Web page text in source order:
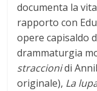
documenta la
rapporto con
opere capisaldo
drammaturgia
straccionidi
originale), La